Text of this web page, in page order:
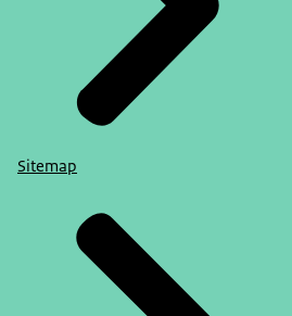
Sitemap